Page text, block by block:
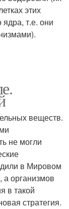
этих
т.е. они
веществ.
не могли
в Мировом
организмов
в такой
стратегия.